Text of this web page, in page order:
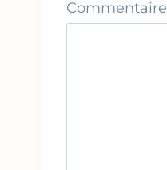
Commentaire